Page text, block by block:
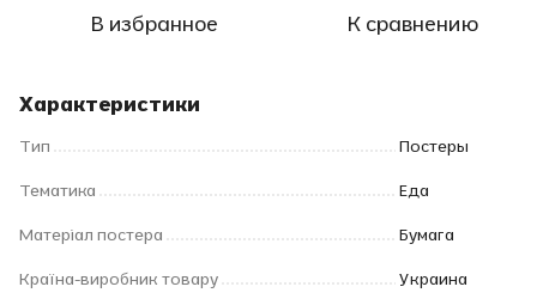
В избранное К сравнению
Характеристики
Тип Постеры
Тематика Еда
Матеріал постера Бумага
Країна-виробник товару Украина